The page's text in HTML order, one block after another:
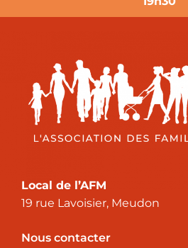
Local de l’AFM
19 rue Lavoisier, Meudon
Nous contacter